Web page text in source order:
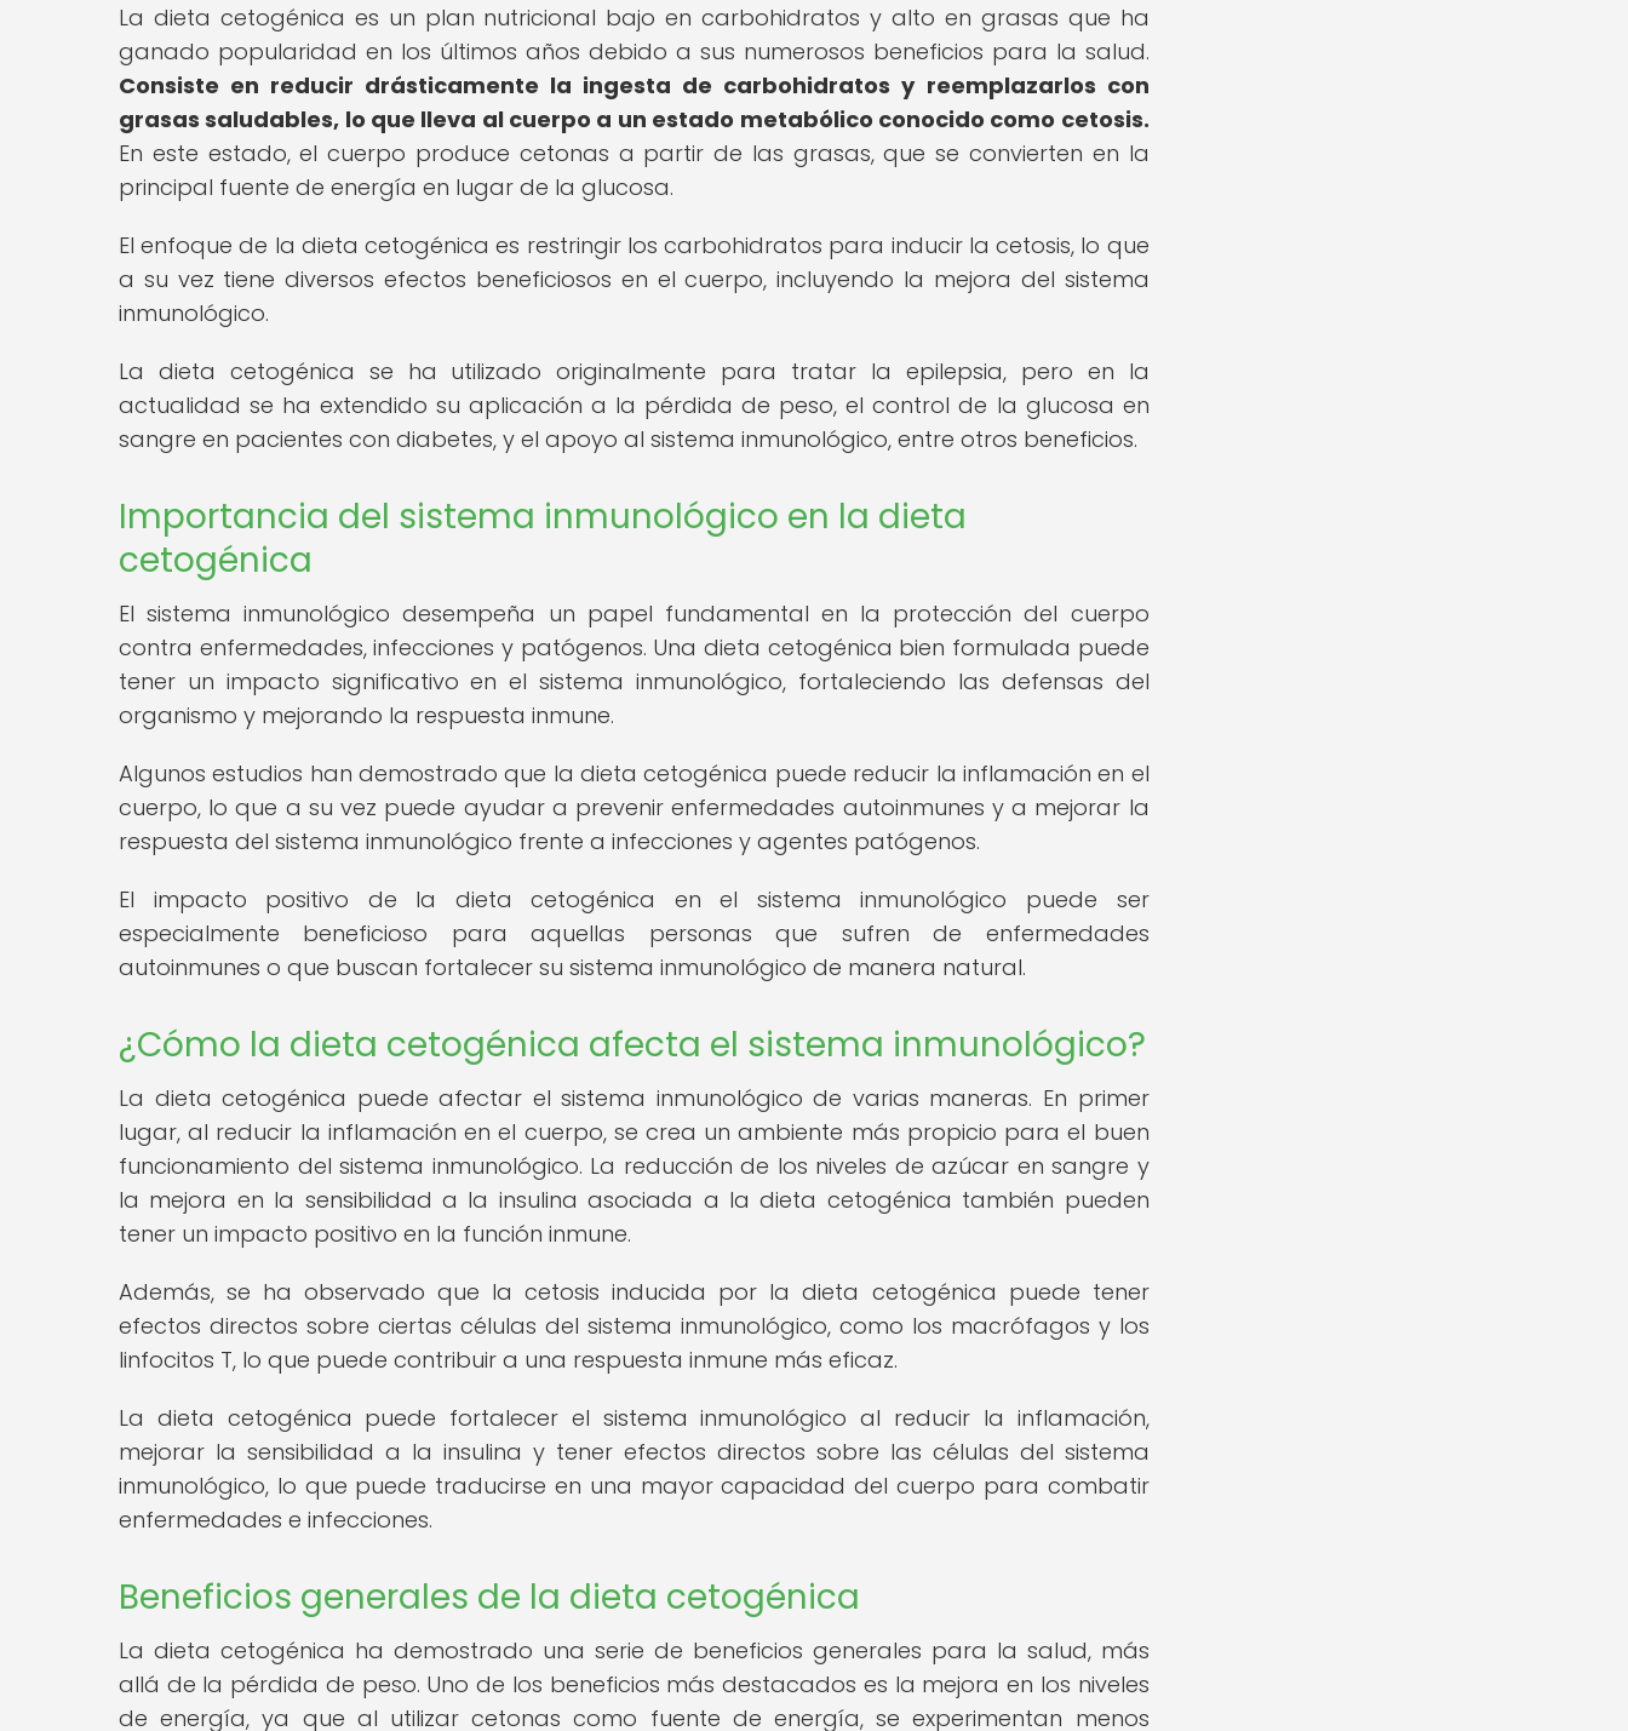
La dieta cetogénica es un plan nutricional bajo en carbohidratos y alto en grasas que ha
ganado popularidad en los últimos años debido a sus numerosos beneficios para la salud.
Consiste en reducir drásticamente la ingesta de carbohidratos y reemplazarlos con
grasas saludables, lo que lleva al cuerpo a un estado metabólico conocido como cetosis.
En este estado, el cuerpo produce cetonas a partir de las grasas, que se convierten en la
principal fuente de energía en lugar de la glucosa.
El enfoque de la dieta cetogénica es restringir los carbohidratos para inducir la cetosis, lo que
a su vez tiene diversos efectos beneficiosos en el cuerpo, incluyendo la mejora del sistema
inmunológico.
La dieta cetogénica se ha utilizado originalmente para tratar la epilepsia, pero en la
actualidad se ha extendido su aplicación a la pérdida de peso, el control de la glucosa en
sangre en pacientes con diabetes, y el apoyo al sistema inmunológico, entre otros beneficios.
Importancia del sistema inmunológico en la dieta
cetogénica
El sistema inmunológico desempeña un papel fundamental en la protección del cuerpo
contra enfermedades, infecciones y patógenos. Una dieta cetogénica bien formulada puede
tener un impacto significativo en el sistema inmunológico, fortaleciendo las defensas del
organismo y mejorando la respuesta inmune.
Algunos estudios han demostrado que la dieta cetogénica puede reducir la inflamación en el
cuerpo, lo que a su vez puede ayudar a prevenir enfermedades autoinmunes y a mejorar la
respuesta del sistema inmunológico frente a infecciones y agentes patógenos.
El impacto positivo de la dieta cetogénica en el sistema inmunológico puede ser
especialmente beneficioso para aquellas personas que sufren de enfermedades
autoinmunes o que buscan fortalecer su sistema inmunológico de manera natural.
¿Cómo la dieta cetogénica afecta el sistema inmunológico?
La dieta cetogénica puede afectar el sistema inmunológico de varias maneras. En primer
lugar, al reducir la inflamación en el cuerpo, se crea un ambiente más propicio para el buen
funcionamiento del sistema inmunológico. La reducción de los niveles de azúcar en sangre y
la mejora en la sensibilidad a la insulina asociada a la dieta cetogénica también pueden
tener un impacto positivo en la función inmune.
Además, se ha observado que la cetosis inducida por la dieta cetogénica puede tener
efectos directos sobre ciertas células del sistema inmunológico, como los macrófagos y los
linfocitos T, lo que puede contribuir a una respuesta inmune más eficaz.
La dieta cetogénica puede fortalecer el sistema inmunológico al reducir la inflamación,
mejorar la sensibilidad a la insulina y tener efectos directos sobre las células del sistema
inmunológico, lo que puede traducirse en una mayor capacidad del cuerpo para combatir
enfermedades e infecciones.
Beneficios generales de la dieta cetogénica
La dieta cetogénica ha demostrado una serie de beneficios generales para la salud, más
allá de la pérdida de peso. Uno de los beneficios más destacados es la mejora en los niveles
de energía, ya que al utilizar cetonas como fuente de energía, se experimentan menos